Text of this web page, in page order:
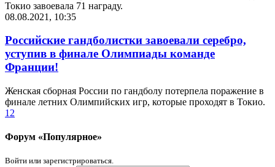
Токио завоевала 71 награду.
08.08.2021, 10:35
Российские гандболистки завоевали серебро,
уступив в финале Олимпиады команде
Франции!
Женская сборная России по гандболу потерпела поражение в
финале летних Олимпийских игр, которые проходят в Токио.
1 2
Форум «Популярное»
Войти или зарегистрироваться.